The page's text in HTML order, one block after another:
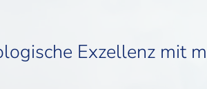
Exzellenz mit